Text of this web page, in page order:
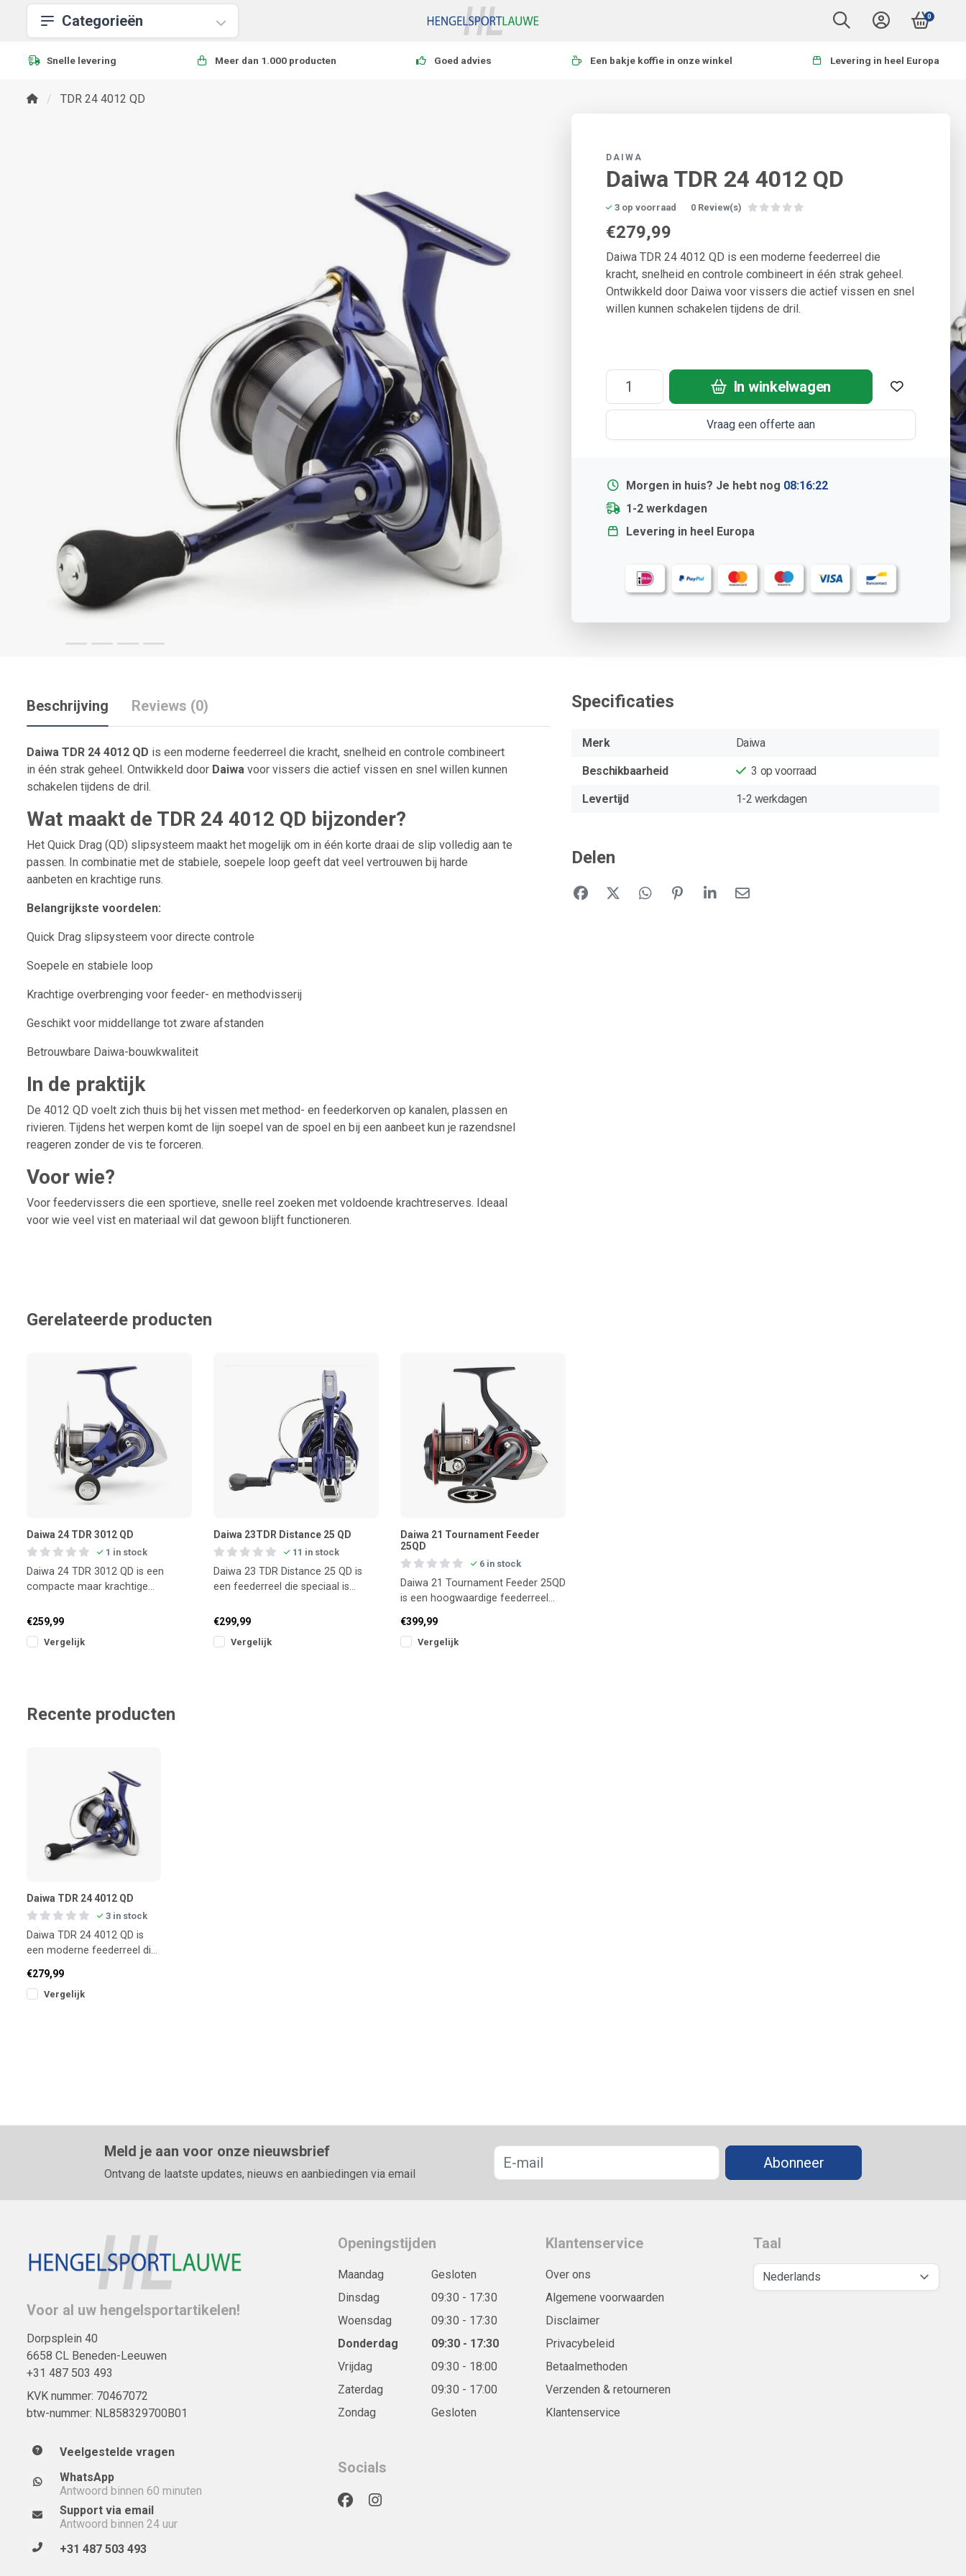
Categorieën 0
Snelle levering Meer dan 1.000 producten Goed advies Een bakje koffie in onze winkel Levering in heel Europa
TDR 24 4012 QD
DAIWA
Daiwa TDR 24 4012 QD
3 op voorraad 0 Review(s)
€279,99
Daiwa TDR 24 4012 QD is een moderne feederreel die
kracht, snelheid en controle combineert in één strak geheel.
Ontwikkeld door Daiwa voor vissers die actief vissen en snel
willen kunnen schakelen tijdens de dril.
In winkelwagen
Vraag een offerte aan
Morgen in huis? Je hebt nog 08:16:22
1-2 werkdagen
Levering in heel Europa
Beschrijving Reviews (0)
Daiwa TDR 24 4012 QD is een moderne feederreel die kracht, snelheid en controle combineert
in één strak geheel. Ontwikkeld door Daiwa voor vissers die actief vissen en snel willen kunnen
schakelen tijdens de dril.
Wat maakt de TDR 24 4012 QD bijzonder?
Het Quick Drag (QD) slipsysteem maakt het mogelijk om in één korte draai de slip volledig aan te
passen. In combinatie met de stabiele, soepele loop geeft dat veel vertrouwen bij harde
aanbeten en krachtige runs.
Belangrijkste voordelen:
Quick Drag slipsysteem voor directe controle
Soepele en stabiele loop
Krachtige overbrenging voor feeder- en methodvisserij
Geschikt voor middellange tot zware afstanden
Betrouwbare Daiwa-bouwkwaliteit
In de praktijk
De 4012 QD voelt zich thuis bij het vissen met method- en feederkorven op kanalen, plassen en
rivieren. Tijdens het werpen komt de lijn soepel van de spoel en bij een aanbeet kun je razendsnel
reageren zonder de vis te forceren.
Voor wie?
Voor feedervissers die een sportieve, snelle reel zoeken met voldoende krachtreserves. Ideaal
voor wie veel vist en materiaal wil dat gewoon blijft functioneren.
Specificaties
Merk Daiwa
Beschikbaarheid 3 op voorraad
Levertijd 1-2 werkdagen
Delen
Gerelateerde producten
Daiwa 24 TDR 3012 QD
1 in stock
Daiwa 24 TDR 3012 QD is een
compacte maar krachtige
gecontrolee
€259,99
Vergelijk
Daiwa 23TDR Distance 25 QD
11 in stock
Daiwa 23 TDR Distance 25 QD is
een feederreel die speciaal is
Ont
€299,99
Vergelijk
Daiwa 21 Tournament Feeder
25QD
6 in stock
Daiwa 21 Tournament Feeder 25QD
is een hoogwaardige feederreel
b
€399,99
Vergelijk
Recente producten
Daiwa TDR 24 4012 QD
3 in stock
Daiwa TDR 24 4012 QD is
een moderne feederreel die
combineert in één
€279,99
Vergelijk
Meld je aan voor onze nieuwsbrief
Ontvang de laatste updates, nieuws en aanbiedingen via email
Abonneer
Voor al uw hengelsportartikelen!
Dorpsplein 40
6658 CL Beneden-Leeuwen
+31 487 503 493
KVK nummer: 70467072
btw-nummer: NL858329700B01
Veelgestelde vragen
WhatsApp
Antwoord binnen 60 minuten
Support via email
Antwoord binnen 24 uur
+31 487 503 493
Openingstijden
Maandag
Gesloten
Dinsdag
09:30 - 17:30
Woensdag
09:30 - 17:30
Donderdag
09:30 - 17:30
Vrijdag
09:30 - 18:00
Zaterdag
09:30 - 17:00
Zondag
Gesloten
Socials
Klantenservice
Over ons
Algemene voorwaarden
Disclaimer
Privacybeleid
Betaalmethoden
Verzenden & retourneren
Klantenservice
Taal